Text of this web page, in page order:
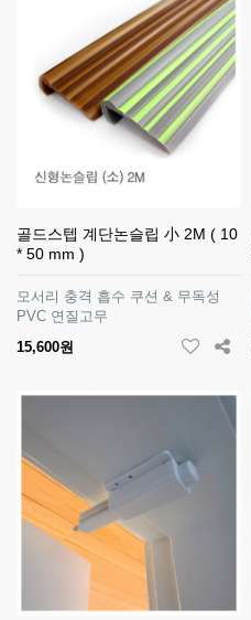
골드스텝 계단논슬립 小 2M ( 10
* 50 mm )
모서리 충격 흡수 쿠션 & 무독성
PVC 연질고무
15,600원